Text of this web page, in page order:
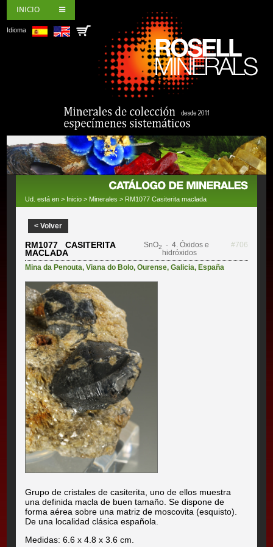
INICIO
Idioma
Ud. está en > Inicio > Minerales > RM1077 Casiterita maclada
< Volver
RM1077 CASITERITA
MACLADA
SnO2
- 4. Óxidos e
hidróxidos
#706
Mina da Penouta,Viana do Bolo,Ourense,Galicia,España
Grupo de cristales de casiterita, uno de ellos muestra
una definida macla de buen tamaño. Se dispone de
forma aérea sobre una matriz de moscovita (esquisto).
De una localidad clásica española.
Medidas: 6.6 x 4.8 x 3.6 cm.